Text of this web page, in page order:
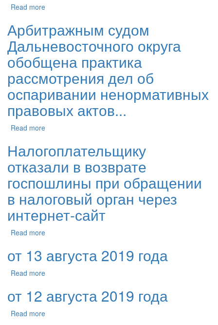
Read more
Арбитражным судом
Дальневосточного округа
обобщена практика
рассмотрения дел об
оспаривании ненормативных
правовых актов...
Read more
Налогоплательщику
отказали в возврате
госпошлины при обращении
в налоговый орган через
интернет-сайт
Read more
от 13 августа 2019 года
Read more
от 12 августа 2019 года
Read more